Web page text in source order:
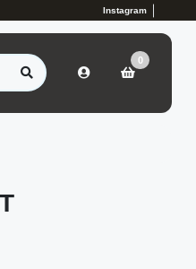
Instagram
0